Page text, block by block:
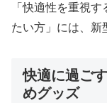
「快適性を重視
たい方」には、新
快適に過ご
めグッズ